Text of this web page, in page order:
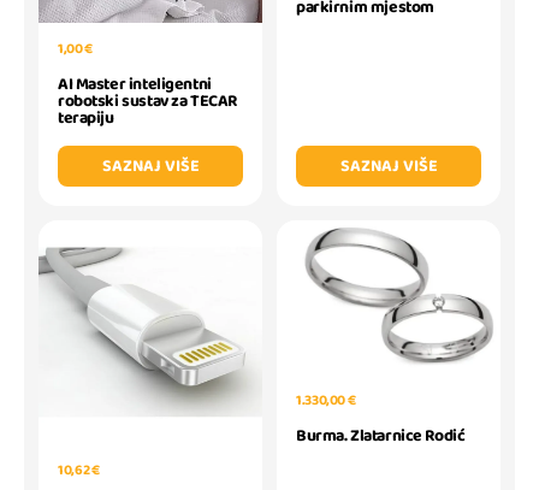
1,00 €
AI Master inteligentni
robotski sustav za TECAR
terapiju
SAZNAJ VIŠE
parkirnim mjestom
SAZNAJ VIŠE
10,62 €
1.330,00 €
Burma. Zlatarnice Rodić